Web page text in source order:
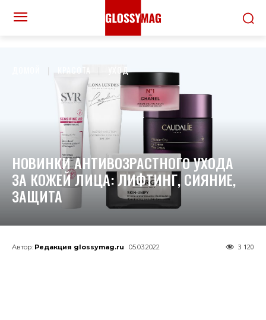
УХОД
НОВИНКИ АНТИВОЗРАСТНОГО УХОДА
ЗА КОЖЕЙ ЛИЦА: ЛИФТИНГ, СИЯНИЕ,
ЗАЩИТА
Автор: Редакция glossymag.ru 05.03.2022 3 120